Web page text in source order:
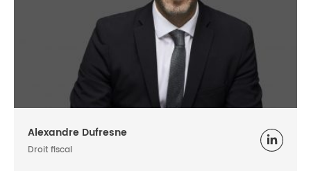
Alexandre Dufresne
Droit fiscal